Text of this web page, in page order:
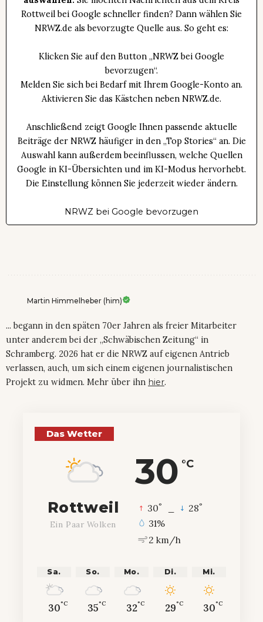
Rottweil bei Google schneller finden? Dann wählen Sie
NRWZ.de als bevorzugte Quelle aus. So geht es:
Klicken Sie auf den Button „NRWZ bei Google
bevorzugen“.
Melden Sie sich bei Bedarf mit Ihrem Google-Konto an.
Aktivieren Sie das Kästchen neben NRWZ.de.
Anschließend zeigt Google Ihnen passende aktuelle
Beiträge der NRWZ häufiger in den „Top Stories“ an. Die
Auswahl kann außerdem beeinflussen, welche Quellen
Google in KI-Übersichten und im KI-Modus hervorhebt.
Die Einstellung können Sie jederzeit wieder ändern.
NRWZ bei Google bevorzugen
Martin Himmelheber (him)
... begann in den späten 70er Jahren als freier Mitarbeiter
unter anderem bei der „Schwäbischen Zeitung“ in
Schramberg. 2026 hat er die NRWZ auf eigenen Antrieb
verlassen, auch, um sich einem eigenen journalistischen
Projekt zu widmen. Mehr über ihn hier.
Das Wetter
30 °C
Rottweil
Ein Paar Wolken
30° 28°
31%
2 km/h
Sa.
30°C
So.
35°C
Mo.
32°C
Di.
29°C
Mi.
30°C